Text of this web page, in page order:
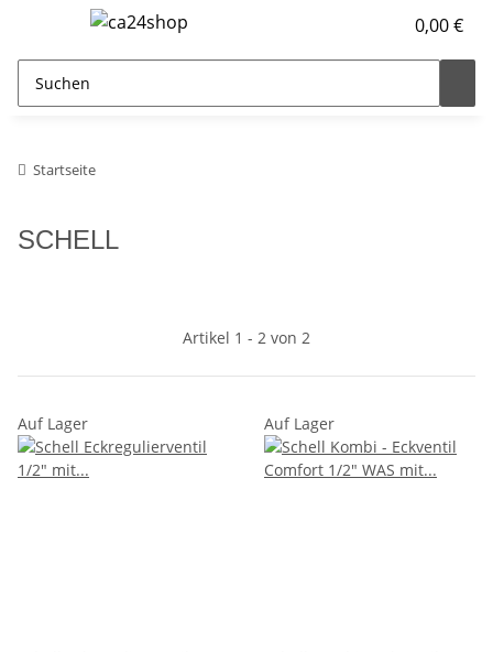
0,00 €
Startseite
SCHELL
Artikel 1 - 2 von 2
Auf Lager Auf Lager